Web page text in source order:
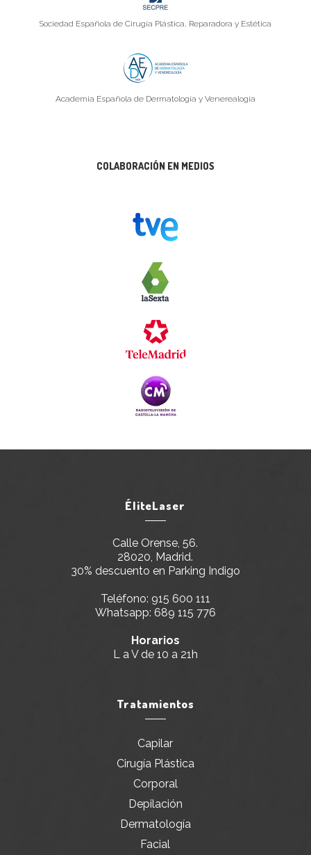
Sociedad Española de Cirugía Plástica, Reparadora y Estética
Academia Española de Dermatología y Venerealogía
COLABORACIÓN EN MEDIOS
ÉliteLaser
Calle Orense, 56.
28020, Madrid.
30% descuento en Parking Indigo
Teléfono: 915 600 111
Whatsapp: 689 115 776
Horarios
L a V de 10 a 21h
Tratamientos
Capilar
Cirugía Plástica
Corporal
Depilación
Dermatología
Facial